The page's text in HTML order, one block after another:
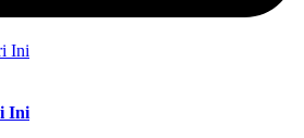
Ini